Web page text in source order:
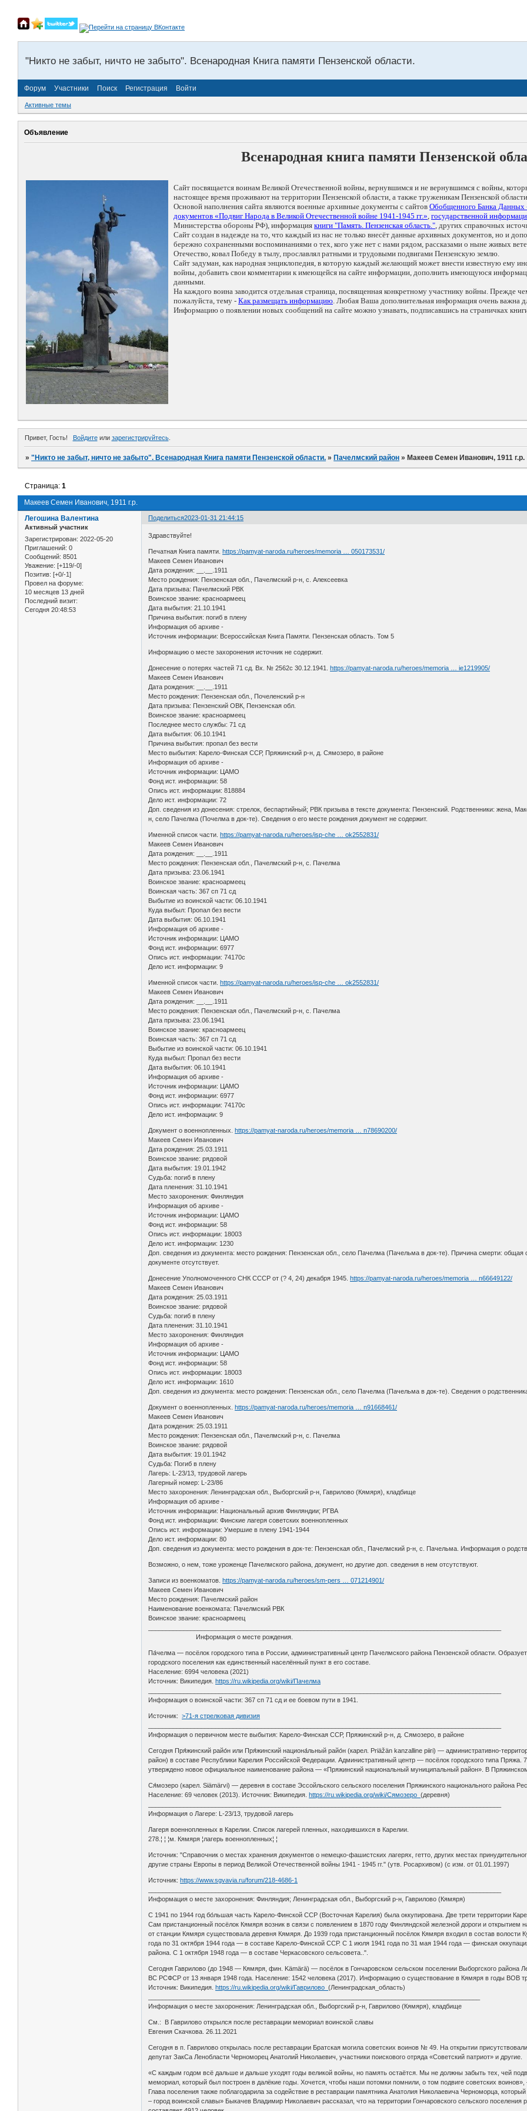
"Никто не забыт, ничто не забыто". Всенародная Книга памяти Пензенской области.
Форум Участники Поиск Регистрация Войти
Активные темы
Объявление
Всенародная книга памяти Пензенской
Сайт посвящается воинам Великой Отечественной войны, вернувшимся и не вернувшимся с войны,
настоящее время проживают на территории Пензенской области, а также труженикам Пензенской
Основой наполнения сайта являются военные архивные документы с сайтов Обобщенного Банка
документов «Подвиг Народа в Великой Отечественной войне 1941-1945 гг.», государственной
Министерства обороны РФ), информация книги "Память. Пензенская область.", других справочных
Сайт создан в надежде на то, что каждый из нас не только внесёт данные архивных документов, но и
бережно сохраненными воспоминаниями о тех, кого уже нет с нами рядом, рассказами о ныне живых
Отечество, ковал Победу в тылу, прославлял ратными и трудовыми подвигами Пензенскую землю.
Сайт задуман, как народная энциклопедия, в которую каждый желающий может внести известную ему
войны, добавить свои комментарии к имеющейся на сайте информации, дополнить имеющуюся
данными.
На каждого воина заводится отдельная страница, посвященная конкретному участнику войны. Прежде
пожалуйста, тему - Как размещать информацию. Любая Ваша дополнительная информация очень важна
Информацию о появлении новых сообщений на сайте можно узнавать, подписавшись на страничках
Привет, Гость! Войдитеили зарегистрируйтесь.
»"Никто не забыт, ничто не забыто". Всенародная Книга памяти Пензенской области. » Пачелмский район » Макеев Семен Иванович, 1911 г.р.
Макеев Семен Иванович, 1911 г.р.
Страница:1
Поделиться2023-01-31 21:44:15
Легошина Валентина
Активный участник
Зарегистрирован: 2022-05-20
Приглашений: 0
Сообщений: 8501
Уважение: [+119/-0]
Позитив: [+0/-1]
Провел на форуме:
10 месяцев 13 дней
Последний визит:
Сегодня 20:48:53
Здравствуйте!
Печатная Книга памяти.https://pamyat-naroda.ru/heroes/memoria … 050173531/
Макеев Семен Иванович
Дата рождения: __.__.1911
Место рождения: Пензенская обл., Пачелмский р-н, с. Алексеевка
Дата призыва: Пачелмский РВК
Воинское звание: красноармеец
Дата выбытия: 21.10.1941
Причина выбытия: погиб в плену
Информация об архиве -
Источник информации: Всероссийская Книга Памяти. Пензенская область. Том 5
Информацию о месте захоронения источник не содержит.
Донесение о потерях частей 71 сд. Вх. № 2562с 30.12.1941.https://pamyat-naroda.ru/heroes/memoria … ie1219905/
Макеев Семен Иванович
Дата рождения: __.__.1911
Место рождения: Пензенская обл., Почеленский р-н
Дата призыва: Пензенский ОВК, Пензенская обл.
Воинское звание: красноармеец
Последнее место службы: 71 сд
Дата выбытия: 06.10.1941
Причина выбытия: пропал без вести
Место выбытия: Карело-Финская ССР, Пряжинский р-н, д. Сямозеро, в районе
Информация об архиве -
Источник информации: ЦАМО
Фонд ист. информации: 58
Опись ист. информации: 818884
Дело ист. информации: 72
Доп. сведения из донесения: стрелок, беспартийный; РВК призыва в тексте документа: Пензенский. Родственники: жена,
н, село Пачелма (Почелма в док-те). Сведения о его месте рождения документ не содержит.
Именной список части.https://pamyat-naroda.ru/heroes/isp-che … ok2552831/
Макеев Семен Иванович
Дата рождения: __.__.1911
Место рождения: Пензенская обл., Пачелмский р-н, с. Пачелма
Дата призыва: 23.06.1941
Воинское звание: красноармеец
Воинская часть: 367 сп 71 сд
Выбытие из воинской части: 06.10.1941
Куда выбыл: Пропал без вести
Дата выбытия: 06.10.1941
Информация об архиве -
Источник информации: ЦАМО
Фонд ист. информации: 6977
Опись ист. информации: 74170с
Дело ист. информации: 9
Именной список части.https://pamyat-naroda.ru/heroes/isp-che … ok2552831/
Макеев Семен Иванович
Дата рождения: __.__.1911
Место рождения: Пензенская обл., Пачелмский р-н, с. Пачелма
Дата призыва: 23.06.1941
Воинское звание: красноармеец
Воинская часть: 367 сп 71 сд
Выбытие из воинской части: 06.10.1941
Куда выбыл: Пропал без вести
Дата выбытия: 06.10.1941
Информация об архиве -
Источник информации: ЦАМО
Фонд ист. информации: 6977
Опись ист. информации: 74170с
Дело ист. информации: 9
Документ о военнопленных.https://pamyat-naroda.ru/heroes/memoria … n78690200/
Макеев Семен Иванович
Дата рождения: 25.03.1911
Воинское звание: рядовой
Дата выбытия: 19.01.1942
Судьба: погиб в плену
Дата пленения: 31.10.1941
Место захоронения: Финляндия
Информация об архиве -
Источник информации: ЦАМО
Фонд ист. информации: 58
Опись ист. информации: 18003
Дело ист. информации: 1230
Доп. сведения из документа: место рождения: Пензенская обл., село Пачелма (Пачельма в док-те). Причина смерти:
документе отсутствует.
Донесение Уполномоченного СНК СССР от (? 4, 24) декабря 1945.https://pamyat-naroda.ru/heroes/memoria … n66649122/
Макеев Семен Иванович
Дата рождения: 25.03.1911
Воинское звание: рядовой
Судьба: погиб в плену
Дата пленения: 31.10.1941
Место захоронения: Финляндия
Информация об архиве -
Источник информации: ЦАМО
Фонд ист. информации: 58
Опись ист. информации: 18003
Дело ист. информации: 1610
Доп. сведения из документа: место рождения: Пензенская обл., село Пачелма (Пачельма в док-те). Сведения о
Документ о военнопленных.https://pamyat-naroda.ru/heroes/memoria … n91668461/
Макеев Семен Иванович
Дата рождения: 25.03.1911
Место рождения: Пензенская обл., Пачелмский р-н, с. Пачелма
Воинское звание: рядовой
Дата выбытия: 19.01.1942
Судьба: Погиб в плену
Лагерь: L-23/13, трудовой лагерь
Лагерный номер: L-23/86
Место захоронения: Ленинградская обл., Выборгский р-н, Гаврилово (Кямяря), кладбище
Информация об архиве -
Источник информации: Национальный архив Финляндии; РГВА
Фонд ист. информации: Финские лагеря советских военнопленных
Опись ист. информации: Умершие в плену 1941-1944
Дело ист. информации: 80
Доп. сведения из документа: место рождения в док-те: Пензенская обл., Пачелмский р-н, с. Пачельма. Информация о
Возможно, о нем, тоже уроженце Пачелмского района, документ, но другие доп. сведения в нем отсутствуют.
Записи из военкоматов.https://pamyat-naroda.ru/heroes/sm-pers … 071214901/
Макеев Семен Иванович
Место рождения: Пачелмский район
Наименование военкомата: Пачелмский РВК
Воинское звание: красноармеец
Информация о месте рождения.
Па́челма — посёлок городского типа в России, административный центр Пачелмского района Пензенской области.
городского поселения как единственный населённый пункт в его составе.
Население: 6994 человека (2021)
Источник: Википедия.https://ru.wikipedia.org/wiki/Пачелма
Информация о воинской части: 367 сп 71 сд и ее боевом пути в 1941.
Источник:>71-я стрелковая дивизия
Информация о первичном месте выбытия: Карело-Финская ССР, Пряжинский р-н, д. Сямозеро, в районе
Сегодня Пря́жинский райо́н или Пря́жинский национа́льный райо́н (карел. Priäžän kanzalline piiri) — административно-
район) в составе Республики Карелия Российской Федерации. Административный центр — посёлок городского типа Пряжа.
утверждено новое официальное наименование района — «Пряжинский национальный муниципальный район». В
Ся́мозеро (карел. Siämärvi) — деревня в составе Эссойльского сельского поселения Пряжинского национального района
Население: 69 человек (2013). Источник: Википедия.https://ru.wikipedia.org/wiki/Сямозеро_(деревня)
Информация о Лагере: L-23/13, трудовой лагерь
Лагеря военнопленных в Карелии. Список лагерей пленных, находившихся в Карелии.
278.¦ ¦ ¦м. Кямяря ¦лагерь военнопленных¦ ¦
Источник: "Справочник о местах хранения документов о немецко-фашистских лагерях, гетто, других местах
другие страны Европы в период Великой Отечественной войны 1941 - 1945 гг." (утв. Росархивом) (с изм. от 01.01.1997)
Источник:https://www.sgvavia.ru/forum/218-4686-1
Информация о месте захоронения: Финляндия; Ленинградская обл., Выборгский р-н, Гаврилово (Кямяря)
С 1941 по 1944 год бо́льшая часть Карело-Финской ССР (Восточная Карелия) была оккупирована. Две трети территории
Сам пристанционный посёлок Кямяря возник в связи с появлением в 1870 году Финляндской железной дороги и
от станции Кямяря существовала деревня Кямяря. До 1939 года пристанционный посёлок Кямяря входил в состав
года по 31 октября 1944 года — в составе Карело-Финской ССР. С 1 июля 1941 года по 31 мая 1944 года — финская
района. С 1 октября 1948 года — в составе Черкасовского сельсовета..".
Сегодня Гаврилово (до 1948 — Кямяря, фин. Kämärä) — посёлок в Гончаровском сельском поселении Выборгского района
ВС РСФСР от 13 января 1948 года. Население: 1542 человека (2017). Информацию о существование в Кямяря в годы ВОВ
Источник: Википедия.https://ru.wikipedia.org/wiki/Гаврилово_(Ленинградская_область)
Информация о месте захоронения: Ленинградская обл., Выборгский р-н, Гаврилово (Кямяря), кладбище
См.: В Гаврилово открылся после реставрации мемориал воинской славы
Евгения Скачкова. 26.11.2021
Сегодня в п. Гаврилово открылась после реставрации Братская могила советских воинов № 49. На открытии
депутат ЗакСа Ленобласти Черноморец Анатолий Николаевич, участники поискового отряда «Советский патриот» и другие.
«С каждым годом всё дальше и дальше уходят годы великой войны, но память остаётся. Мы не должны забыть тех, чей
мемориал, который был построен в далёкие годы. Хочется, чтобы наши потомки помнили, о том подвиге советских воинов»,
Глава поселения также поблагодарила за содействие в реставрации памятника Анатолия Николаевича Черноморца,
– город воинской славы» Быкачев Владимир Николаевич рассказал, что на территории Гончаровского сельского